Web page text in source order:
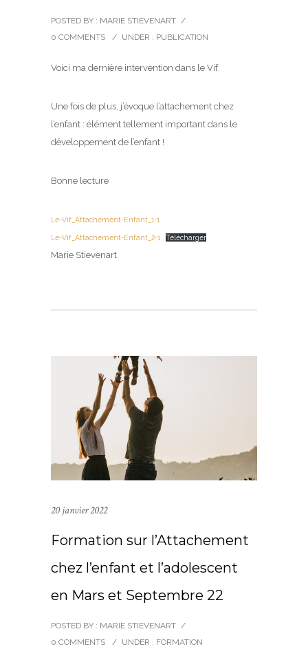
POSTED BY : MARIE STIEVENART /
0 COMMENTS
/ UNDER : PUBLICATION
Voici ma dernière intervention dans le Vif.
Une fois de plus, j’évoque l’attachement chez
l’enfant : élément tellement important dans le
développement de l’enfant !
Bonne lecture
Le-Vif_Attachement-Enfant_1-1
Le-Vif_Attachement-Enfant_2-1 Télécharger
Marie Stievenart
20 janvier 2022
Formation sur l’Attachement
chez l’enfant et l’adolescent
en Mars et Septembre 22
POSTED BY : MARIE STIEVENART /
0 COMMENTS
/ UNDER : FORMATION